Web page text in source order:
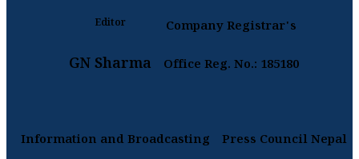
Editor
GN Sharma
Company Registrar's
Office Reg. No.: 185180
Information and Broadcasting Press Council Nepal